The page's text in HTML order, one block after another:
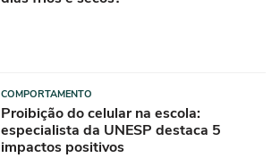
COMPORTAMENTO
Proibição do celular na escola:
especialista da UNESP destaca 5
impactos positivos